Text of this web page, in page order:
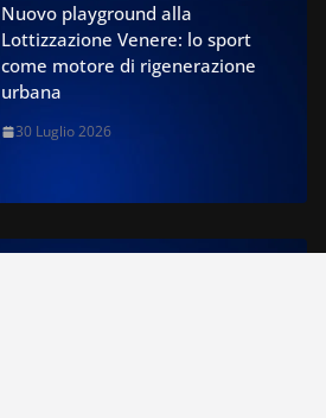
Nuovo playground alla
Lottizzazione Venere: lo sport
come motore di rigenerazione
urbana
30 Luglio 2026